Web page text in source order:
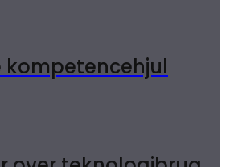
kompetencehjul